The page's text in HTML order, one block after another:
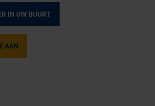
IN UW BUURT
AAN